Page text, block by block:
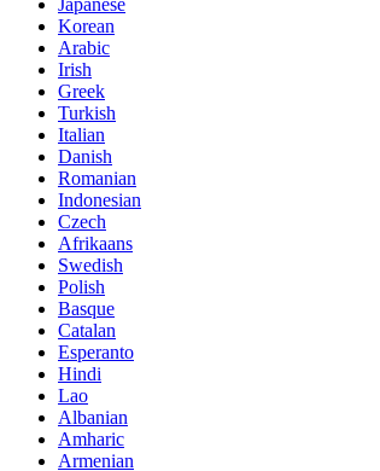
Japanese
Korean
Arabic
Irish
Greek
Turkish
Italian
Danish
Romanian
Indonesian
Czech
Afrikaans
Swedish
Polish
Basque
Catalan
Esperanto
Hindi
Lao
Albanian
Amharic
Armenian